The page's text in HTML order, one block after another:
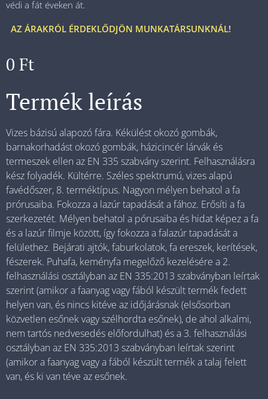
védi a fát éveken át.
AZ ÁRAKRÓL ÉRDEKLŐDJÖN MUNKATÁRSUNKNÁL!
0 Ft
Termék leírás
Vizes bázisú alapozó fára. Kékülést okozó gombák,
barnakorhadást okozó gombák, házicincér lárvák és
termeszek ellen az EN 335 szabvány szerint. Felhasználásra
kész folyadék. Kültérre. Széles spektrumú, vizes alapú
favédőszer, 8. terméktípus. Nagyon mélyen behatol a fa
prórusaiba. Fokozza a lazúr tapadását a fához. Erősíti a fa
szerkezetét. Mélyen behatol a pórusaiba és hidat képez a fa
és a lazúr filmje között, így fokozza a falazúr tapadását a
felülethez. Bejárati ajtók, faburkolatok, fa ereszek, kerítések,
fészerek. Puhafa, keményfa megelőző kezelésére a 2.
felhasználási osztályban az EN 335:2013 szabványban leírtak
szerint (amikor a faanyag vagy fából készült termék fedett
helyen van, és nincs kitéve az időjárásnak (elsősorban
közvetlen esőnek vagy szélhordta esőnek), de ahol alkalmi,
nem tartós nedvesedés előfordulhat) és a 3. felhasználási
osztályban az EN 335:2013 szabványban leírtak szerint
(amikor a faanyag vagy a fából készült termék a talaj felett
van, és ki van téve az esőnek.